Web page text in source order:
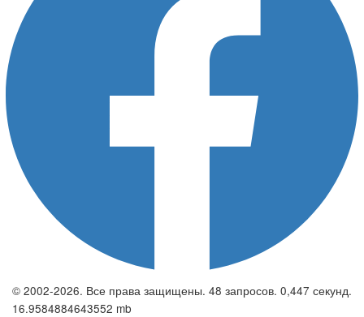
© 2002-2026. Все права защищены. 48 запросов. 0,447 секунд.
16.9584884643552 mb